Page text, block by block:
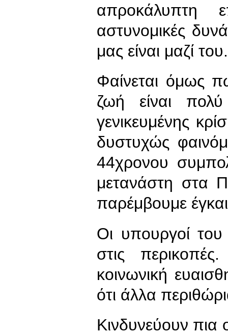
απροκάλυπτη
αστυνομικές
μας είναι μαζί
Φαίνεται όμως
ζωή είναι
γενικευμένης
δυστυχώς
44χρονου
μετανάστη στα
παρέμβουμε
Οι υπουργοί
στις
κοινωνική
ότι άλλα
Κινδυνεύουν πια